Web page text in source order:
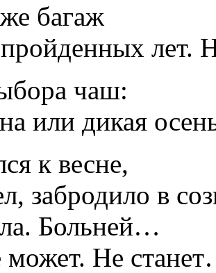
багаж
лет.
чаш:
или дикая
к весне,
забродило в
Больней…
может. Не